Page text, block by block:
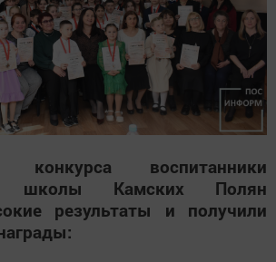
воспитанники
школы Камских Полян
результаты и получили